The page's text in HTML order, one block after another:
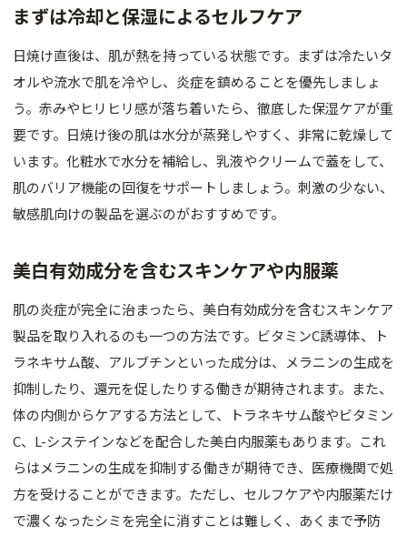
まずは冷却と保湿によるセルフケア
日焼け直後は、肌が熱を持っている状態です。まずは冷たいタ
オルや流水で肌を冷やし、炎症を鎮めることを優先しましょ
う。赤みやヒリヒリ感が落ち着いたら、徹底した保湿ケアが重
要です。日焼け後の肌は水分が蒸発しやすく、非常に乾燥して
います。化粧水で水分を補給し、乳液やクリームで蓋をして、
肌のバリア機能の回復をサポートしましょう。刺激の少ない、
敏感肌向けの製品を選ぶのがおすすめです。
美白有効成分を含むスキンケアや内服薬
肌の炎症が完全に治まったら、美白有効成分を含むスキンケア
製品を取り入れるのも一つの方法です。ビタミンC誘導体、ト
ラネキサム酸、アルブチンといった成分は、メラニンの生成を
抑制したり、還元を促したりする働きが期待されます。また、
体の内側からケアする方法として、トラネキサム酸やビタミン
C、L-システインなどを配合した美白内服薬もあります。これ
らはメラニンの生成を抑制する働きが期待でき、医療機関で処
方を受けることができます。ただし、セルフケアや内服薬だけ
で濃くなったシミを完全に消すことは難しく、あくまで予防